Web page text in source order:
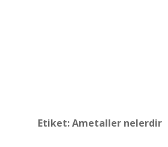
Etiket:Ametaller nelerdir